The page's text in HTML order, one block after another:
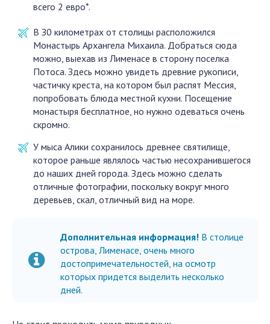
всего 2 евро*.
В З0 километрах от столицы расположился
Монастырь Архангела Михаила. Добраться сюда
можно, выехав из Лименасе в сторону поселка
Потоса. Здесь можно увидеть древние рукописи,
частичку креста, на котором был распят Мессия,
попробовать блюда местной кухни. Посещение
монастыря бесплатное, но нужно одеваться очень
скромно.
У мыса Алики сохранилось древнее святилище,
которое раньше являлось частью несохранившегося
до наших дней города. Здесь можно сделать
отличные фотографии, поскольку вокруг много
деревьев, скал, отличный вид на море.
Дополнительная информация! В столице
острова, Лименасе, очень много
достопримечательностей, на осмотр
которых придется выделить несколько
дней.